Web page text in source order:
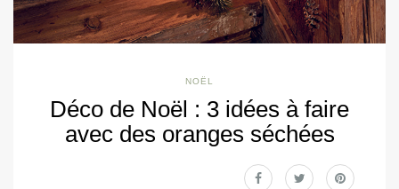
NOËL
Déco de Noël : 3 idées à faire
avec des oranges séchées